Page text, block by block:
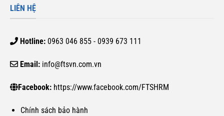
LIÊN HỆ
Hotline:0963 046 855 - 0939 673 111
Email: info@ftsvn.com.vn
Facebook: https://www.facebook.com/FTSHRM
Chính sách bảo hành